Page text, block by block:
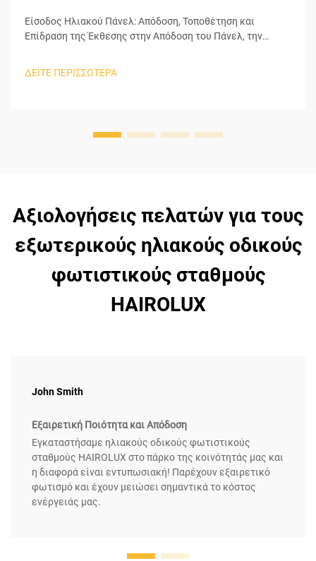
Είσοδος Ηλιακού Πάνελ: Απόδοση, Τοποθέτηση και
Επίδραση της Έκθεσης στην Απόδοση του Πάνελ, την
ΔΕΙΤΕ ΠΕΡΙΣΣΟΤΕΡΑ
Αξιολογήσεις πελατών για τους
εξωτερικούς ηλιακούς οδικούς
φωτιστικούς σταθμούς
HAIROLUX
John Smith
Εξαιρετική Ποιότητα και Απόδοση
Εγκαταστήσαμε ηλιακούς οδικούς φωτιστικούς
σταθμούς HAIROLUX στο πάρκο της κοινότητάς μας και
η διαφορά είναι εντυπωσιακή! Παρέχουν εξαιρετικό
φωτισμό και έχουν μειώσει σημαντικά το κόστος
ενέργειάς μας.